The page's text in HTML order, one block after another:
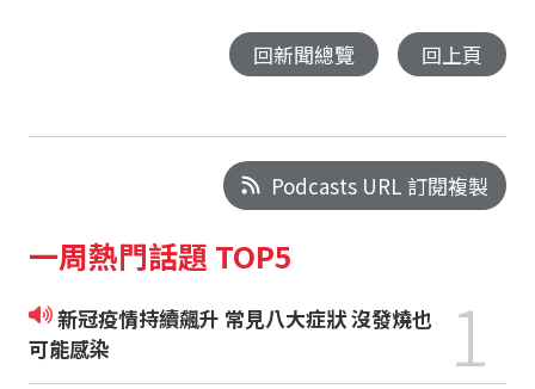
回新聞總覽 回上頁
Podcasts URL 訂閱複製
一周熱門話題 TOP5
新冠疫情持續飆升 常見八大症狀 沒發燒也
可能感染
1